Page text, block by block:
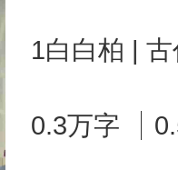
1白白柏 |
0.3万字